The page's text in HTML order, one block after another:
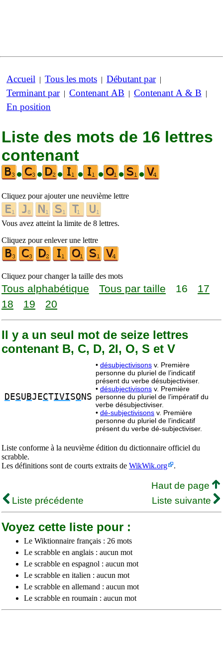
Accueil | Tous les mots | Débutant par|
Terminant par| Contenant AB | Contenant A & B |
En position
Liste des mots de 16 lettres
contenant
•
• • • • • •
Cliquez pour ajouter une neuvième lettre
Vous avez atteint la limite de 8 lettres.
Cliquez pour enlever une lettre
Cliquez pour changer la taille des mots
Tous alphabétique Tous par taille 16
17
18
19 20
Il y a un seul mot de seize lettres
contenant B, C, D, 2I, O, S et V
D ESU BJECTIVISO NS
• désubjectivisons v. Première
personne du pluriel de l’indicatif
présent du verbe désubjectiviser.
• désubjectivisons v. Première
personne du pluriel de l’impératif du
verbe désubjectiviser.
• dé-subjectivisons v. Première
personne du pluriel de l’indicatif
présent du verbe dé-subjectiviser.
Liste conforme à la neuvième édition du dictionnaire officiel du
scrabble.
Les définitions sont de courts extraits de WikWik.org .
Haut de page
Liste précédente
Liste suivante
Voyez cette liste pour :
Le Wiktionnaire français : 26 mots
Le scrabble en anglais : aucun mot
Le scrabble en espagnol : aucun mot
Le scrabble en italien : aucun mot
Le scrabble en allemand : aucun mot
Le scrabble en roumain : aucun mot